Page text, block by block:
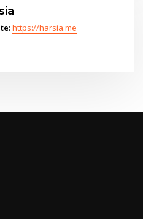
https://harsia.me